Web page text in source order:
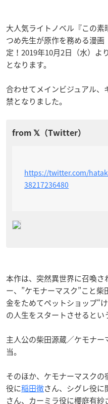
大人気ライトノベル『この
つめ先生が原作を務める漫
定！2019年10月2日（水）よ
となります。
合わせてメインビジュアル
禁となりました。
https://twitter.com/
38217236480
本作は、突然異世界に召喚
ー、”ケモナーマスク”こと
金をためてペットショップ“
の人生をスタートさせるとい
主人公の柴田源蔵／ケモナー
当。
そのほか、ケモナーマスクの
役に稲田徹さん、シグレ役
さん、カーミラ役に櫻庭有紗